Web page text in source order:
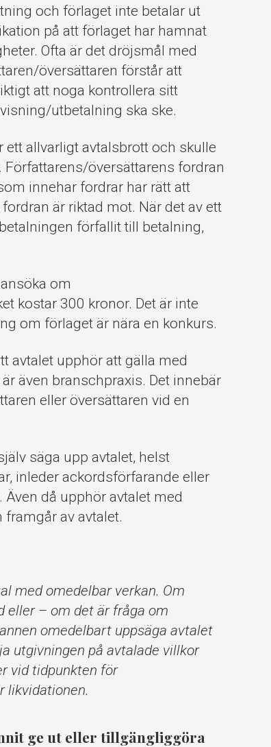
och förlaget inte betalar ut
på att förlaget har hamnat
Ofta är det dröjsmål med
översättaren förstår att
att noga kontrollera sitt
utbetalning ska ske.
allvarligt avtalsbrott och skulle
översättarens fordran
innehar fordrar har rätt att
är riktad mot. När det av ett
förfallit till betalning,
om
kostar 300 kronor. Det är inte
om förlaget är nära en konkurs.
avtalet upphör att gälla med
även branschpraxis. Det innebär
eller översättaren vid en
säga upp avtalet, helst
inleder ackordsförfarande eller
då upphör avtalet med
av avtalet.
med omedelbar verkan. Om
eller – om det är fråga om
omedelbart uppsäga avtalet
utgivningen på avtalade villkor
vid tidpunkten för
likvidationen.
ge ut eller tillgängliggöra